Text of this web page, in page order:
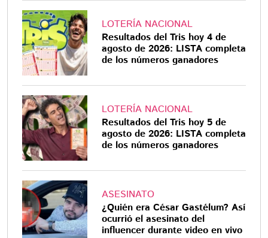
LOTERÍA NACIONAL
Resultados del Tris hoy 4 de
agosto de 2026: LISTA completa
de los números ganadores
LOTERÍA NACIONAL
Resultados del Tris hoy 5 de
agosto de 2026: LISTA completa
de los números ganadores
ASESINATO
¿Quién era César Gastélum? Así
ocurrió el asesinato del
influencer durante video en vivo